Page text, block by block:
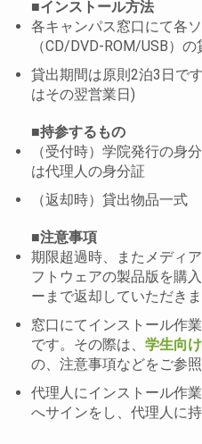
■インストール方法
各キャンパス窓口にて各
（CD/DVD-ROM/USB）
貸出期間は原則2泊3日で
はその翌営業日)
■持参するもの
（受付時）学院発行の身
は代理人の身分証
（返却時）貸出物品一式
■注意事項
期限超過時、またメディ
フトウェアの製品版を購
ーまで返却していただきま
窓口にてインストール作
です。その際は、 学生向け
の、注意事項などをご参照
代理人にインストール作
へサインをし、代理人に